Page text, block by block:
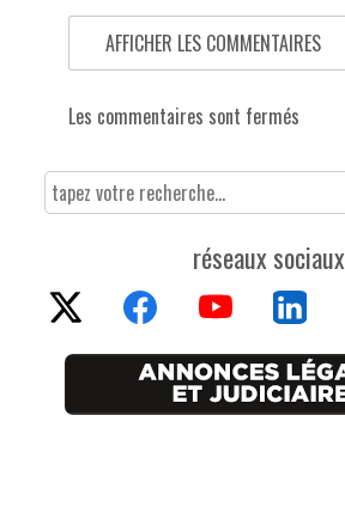
AFFICHER LES COMMENTAIRES
Les commentaires sont fermés
réseaux sociaux